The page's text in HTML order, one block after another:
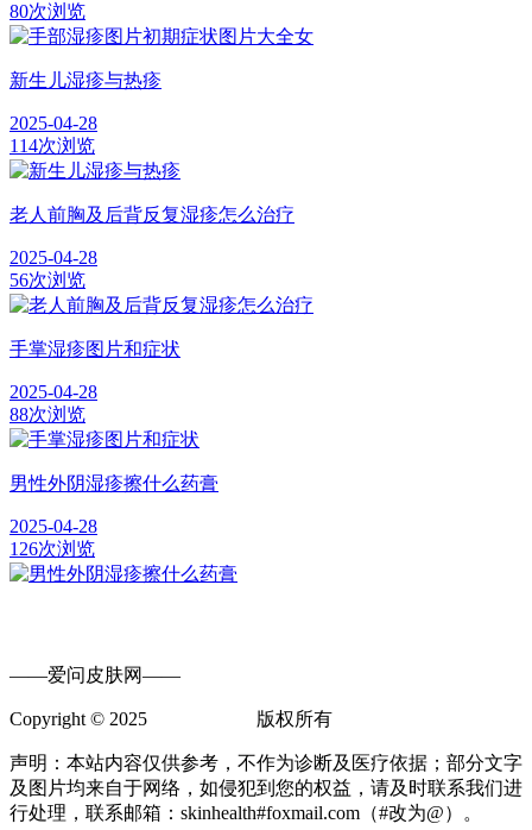
80次浏览
新生儿湿疹与热疹
2025-04-28
114次浏览
老人前胸及后背反复湿疹怎么治疗
2025-04-28
56次浏览
手掌湿疹图片和症状
2025-04-28
88次浏览
男性外阴湿疹擦什么药膏
2025-04-28
126次浏览
——爱问皮肤网——
Copyright © 2025 版权所有
声明：本站内容仅供参考，不作为诊断及医疗依据；部分文字
及图片均来自于网络，如侵犯到您的权益，请及时联系我们进
行处理，联系邮箱：skinhealth#foxmail.com（#改为@）。